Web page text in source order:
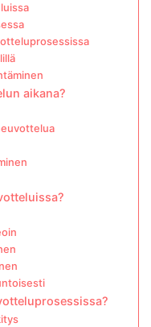
aikana?